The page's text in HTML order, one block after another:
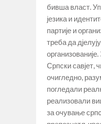
бивша власт.
језика и
партије и
треба да
Српски савјет,
очигледно,
погледали
реализовали
за очување